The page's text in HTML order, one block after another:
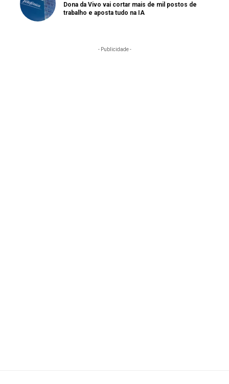
Dona da Vivo vai cortar mais de mil postos de
trabalho e aposta tudo na IA
- Publicidade -